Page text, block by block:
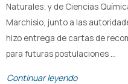
Naturales; y de Ciencias
Marchisio, junto a las
hizo entrega de cartas de
para futuras postulaciones …
Continuar leyendo